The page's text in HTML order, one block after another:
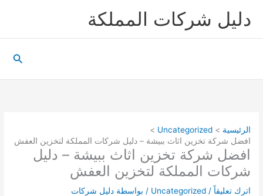
دليل شركات المملكة
الرئيسية
Uncategorized
افضل شركة تخزين اثاث ببيشة – دليل شركات المملكة لتخزين العفش
افضل شركة تخزين اثاث ببيشة – دليل
شركات المملكة لتخزين العفش
اترك تعليقاً /
Uncategorized / بواسطة دليل شركات